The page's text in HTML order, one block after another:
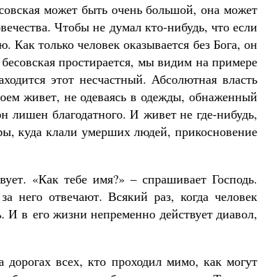
может быть очень большой, она может
Чтобы не думал кто-нибудь, что если
Как только человек оказывается без Бога, он
простирается, мы видим на примере
этот несчастный. Абсолютная власть
живет, не одеваясь в одежды, обнаженный
лишен благодатного. И живет не где-нибудь,
куда клали умерших людей, прикосновение
«Как тебе имя?» – спрашивает Господь.
него отвечают. Всякий раз, когда человек
И в его жизни непременно действует диавол,
дорогах всех, кто проходил мимо, как могут
Великомученик Георгий Победоносец. Научись у
святого
Роман Котов